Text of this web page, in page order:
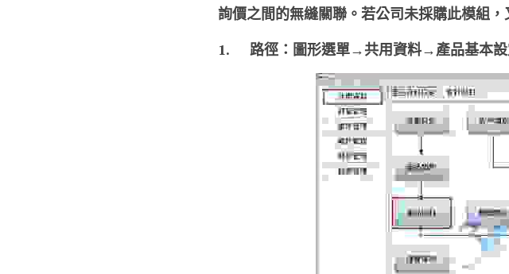
詢價之間的無縫關聯。若公司未採購此模組
1.	路徑：圖形選單→共用資料→產品基本